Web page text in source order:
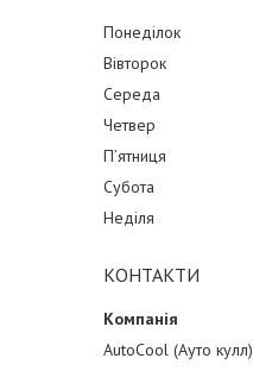
Понеділок
Вівторок
Середа
Четвер
Пʼятниця
Субота
Неділя
КОНТАКТИ
AutoCool (Ауто кулл)